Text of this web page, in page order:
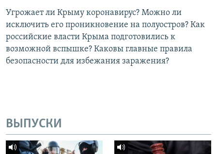
Угрожает ли Крыму коронавирус? Можно ли
исключить его проникновение на полуостров? Как
российские власти Крыма подготовились к
возможной вспышке? Каковы главные правила
безопасности для избежания заражения?
ВЫПУСКИ